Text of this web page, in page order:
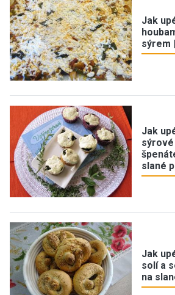
Jak
sýrem
Jak
slané
Jak
solí a
na